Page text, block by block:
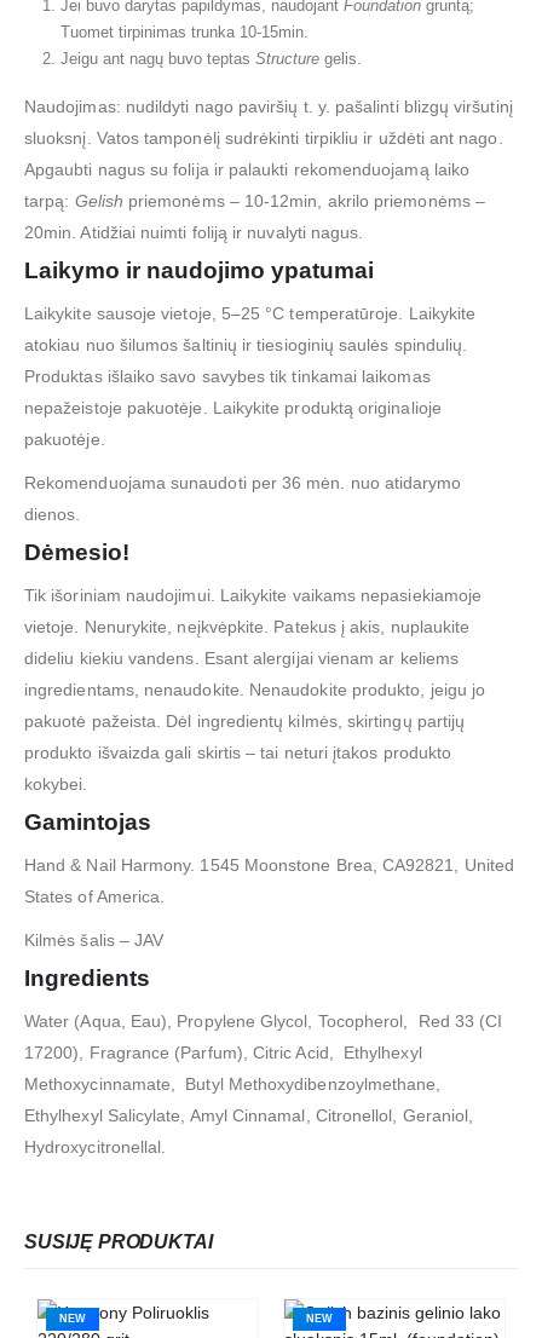
Jei buvo darytas papildymas, naudojant Foundationgruntą;
Tuomet tirpinimas trunka 10-15min.
Jeigu ant nagų buvo teptas Structuregelis.
Naudojimas: nudildyti nago paviršių t. y. pašalinti blizgų viršutinį
sluoksnį. Vatos tamponėlį sudrėkinti tirpikliu ir uždėti ant nago.
Apgaubti nagus su folija ir palaukti rekomenduojamą laiko
tarpą: Gelish priemonėms – 10-12min, akrilo priemonėms –
20min. Atidžiai nuimti foliją ir nuvalyti nagus.
Laikymo ir naudojimo ypatumai
Laikykite sausoje vietoje, 5–25 °C temperatūroje. Laikykite
atokiau nuo šilumos šaltinių ir tiesioginių saulės spindulių.
Produktas išlaiko savo savybes tik tinkamai laikomas
nepažeistoje pakuotėje. Laikykite produktą originalioje
pakuotėje.
Rekomenduojama sunaudoti per 36 mėn. nuo atidarymo
dienos.
Dėmesio!
Tik išoriniam naudojimui. Laikykite vaikams nepasiekiamoje
vietoje. Nenurykite, neįkvėpkite. Patekus į akis, nuplaukite
dideliu kiekiu vandens. Esant alergijai vienam ar keliems
ingredientams, nenaudokite. Nenaudokite produkto, jeigu jo
pakuotė pažeista. Dėl ingredientų kilmės, skirtingų partijų
produkto išvaizda gali skirtis – tai neturi įtakos produkto
kokybei.
Gamintojas
Hand & Nail Harmony. 1545 Moonstone Brea, CA92821, United
States of America.
Kilmės šalis – JAV
Ingredients
Water (Aqua, Eau), Propylene Glycol, Tocopherol, Red 33 (CI
17200), Fragrance (Parfum), Citric Acid, Ethylhexyl
Methoxycinnamate, Butyl Methoxydibenzoylmethane,
Ethylhexyl Salicylate, Amyl Cinnamal, Citronellol, Geraniol,
Hydroxycitronellal.
SUSIJĘ PRODUKTAI
NEW NEW